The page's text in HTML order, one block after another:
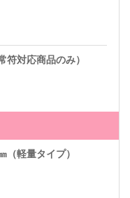
符対応商品のみ）
（軽量タイプ）